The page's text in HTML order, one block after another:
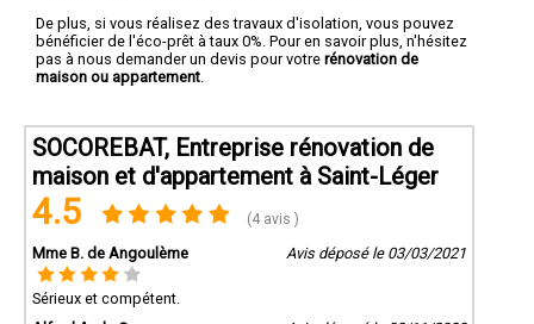
De plus, si vous réalisez des travaux d'isolation, vous pouvez
bénéficier de l'éco-prêt à taux 0%. Pour en savoir plus, n'hésitez
pas à nous demander un devis pour votre rénovation de
maison ou appartement
SOCOREBAT, Entreprise rénovation de
maison et d'appartement à Saint-Léger
4.5 (4 avis )
Mme B. de Angoulème Avis déposé le 03/03/2021
Sérieux et compétent.